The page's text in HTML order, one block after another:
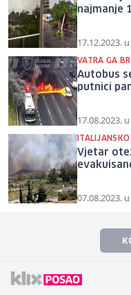
najmanje
17.12.2023.
VATRA GA
Autobus
putnici
17.08.2023.
Vjetar
07.08.2023.